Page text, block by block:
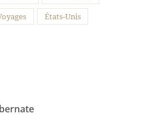
États-Unis